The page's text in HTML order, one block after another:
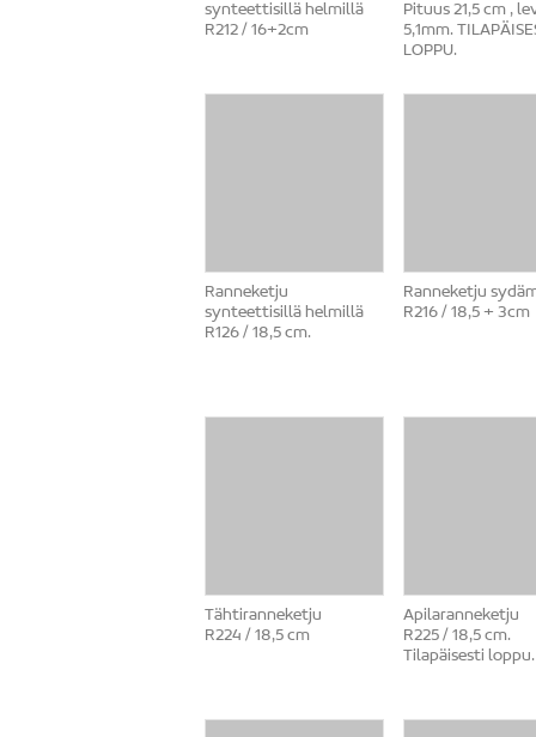
synteettisillä helmillä
R212 / 16+2cm
Pituus 21,5 cm ,
5,1mm.
LOPPU.
Ranneketju
synteettisillä helmillä
R126 / 18,5 cm.
Ranneketju
R216 / 18,5 + 3cm
Tähtiranneketju
R224 / 18,5 cm
Apilaranneketju
R225 / 18,5 cm.
Tilapäisesti loppu.